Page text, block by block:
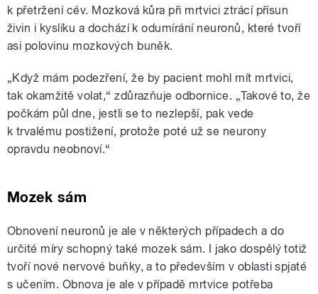
k přetržení cév. Mozková kůra při mrtvici ztrácí přísun
živin i kyslíku a dochází k odumírání neuronů, které tvoří
asi polovinu mozkových buněk.
„Když mám podezření, že by pacient mohl mít mrtvici,
tak okamžitě volat,“ zdůrazňuje odbornice. „Takové to, že
počkám půl dne, jestli se to nezlepší, pak vede
k trvalému postižení, protože poté už se neurony
opravdu neobnoví.“
Mozek sám
Obnovení neuronů je ale v některých případech a do
určité míry schopný také mozek sám. I jako dospělý totiž
tvoří nové nervové buňky, a to především v oblasti spjaté
s učením. Obnova je ale v případě mrtvice potřeba